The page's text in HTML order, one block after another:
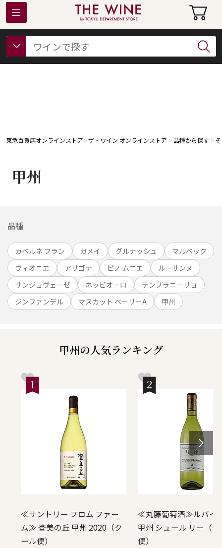
東急百貨店オンラインストアについて
フード ビューティー ギフト&ライフスタイル
東急百貨店オンラインストア ザ・ワイン オンラインストア 品種から探す
甲州
品種
カベルネ フラン ガメイ グルナッシュ
マルベック
ヴィオニエ
アリゴテ ピノ ムニエ
ルーサンヌ
サンジョヴェーゼ
ネッビオーロ
テンプラニーリョ
ジンファンデル
マスカット ベーリーA 甲州
甲州の人気ランキング
1
≪サントリー フロム ファー
ム≫ 登美の丘 甲州 2020（ク
ール便）
2
≪丸藤葡萄酒≫ルバイ
甲州 シュール リー（
便）